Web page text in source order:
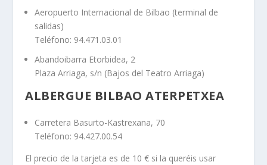
Aeropuerto Internacional de Bilbao (terminal de
salidas)
Teléfono: 94.471.03.01
Abandoibarra Etorbidea, 2
Plaza Arriaga, s/n (Bajos del Teatro Arriaga)
ALBERGUE BILBAO ATERPETXEA
Carretera Basurto-Kastrexana, 70
Teléfono: 94.427.00.54
El precio de la tarjeta es de 10 € si la queréis usar